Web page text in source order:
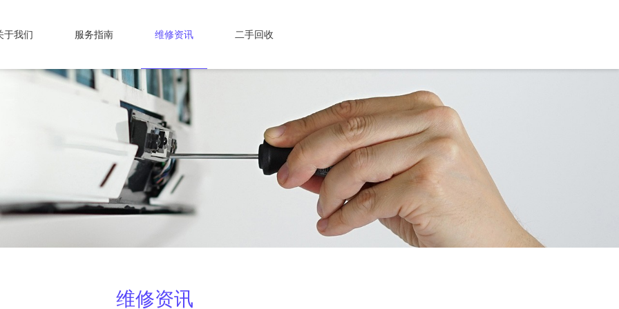
于我们 服务指南 维修资讯 二手回收
维修资讯